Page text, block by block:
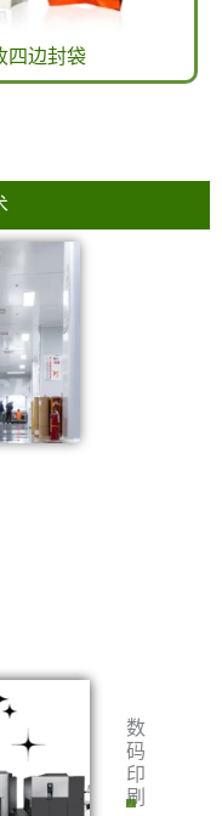
四边封袋
数
码
印
刷